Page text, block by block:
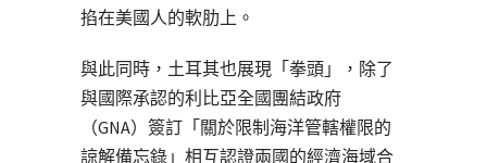
掐在美國人的軟肋上。
與此同時，土耳其也展現「拳頭」，除了
與國際承認的利比亞全國團結政府
（GNA）簽訂「關於限制海洋管轄權限的
諒解備忘錄」相互認證兩國的經濟海域合